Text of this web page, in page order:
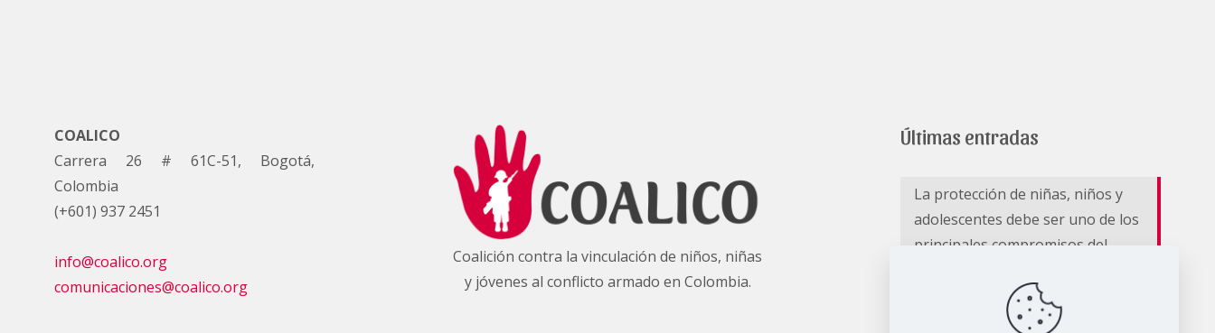
COALICO
Carrera 26 # 61C-51, Bogotá,
Colombia
(+601) 937 2451
info@coalico.org
comunicaciones@coalico.org
Coalición contra la vinculación de niños, niñas
y jóvenes al conflicto armado en Colombia.
Últimas entradas
La protección de niñas, niños y
adolescentes debe ser uno de los
principales compromisos del
Hay vidas que se convierten en